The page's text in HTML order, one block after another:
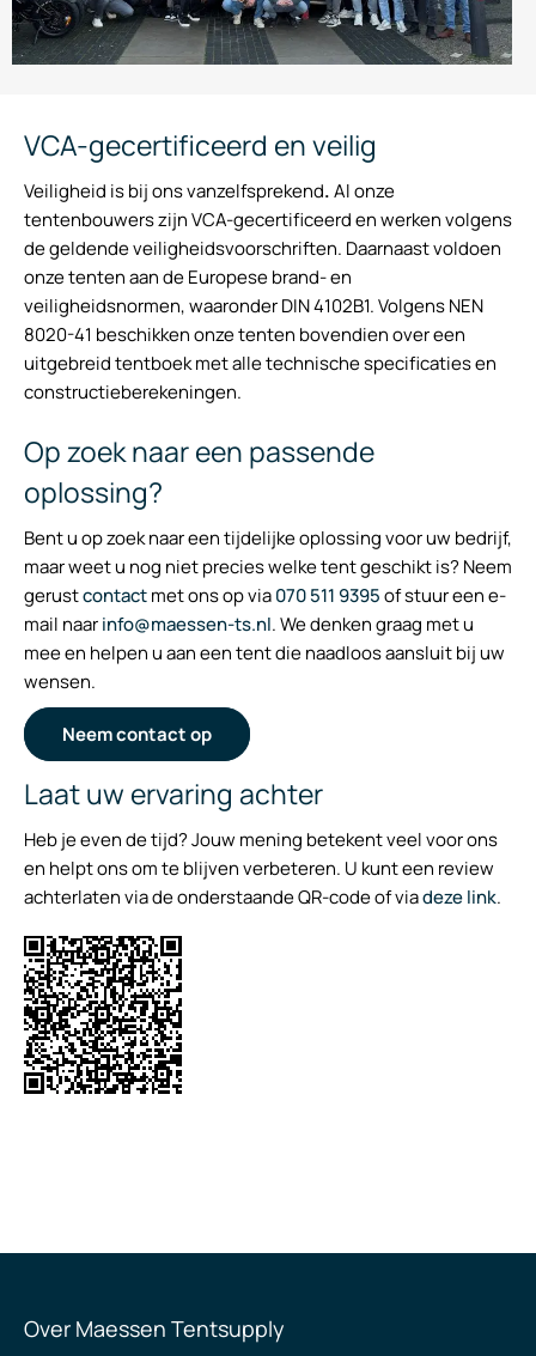
VCA-gecertificeerd en veilig
Veiligheid is bij ons vanzelfsprekend.Al onze
tentenbouwers zijn VCA-gecertificeerd en werken volgens
de geldende veiligheidsvoorschriften. Daarnaast voldoen
onze tenten aan de Europese brand- en
veiligheidsnormen, waaronder DIN 4102B1. Volgens NEN
8020-41 beschikken onze tenten bovendien over een
uitgebreid tentboek met alle technische specificaties en
constructieberekeningen.
Op zoek naar een passende
oplossing?
Bent u op zoek naar een tijdelijke oplossing voor uw bedrijf,
maar weet u nog niet precies welke tent geschikt is? Neem
gerustcontactmet ons op via070 511 9395of stuur een e-
mail naarinfo@maessen-ts.nl. We denken graag met u
mee en helpen u aan een tent die naadloos aansluit bij uw
wensen.
Neem contact op
Laat uw ervaring achter
Heb je even de tijd? Jouw mening betekent veel voor ons
en helpt ons om te blijven verbeteren. U kunt een review
achterlaten via de onderstaande QR-code of viadeze link.
Over Maessen Tentsupply